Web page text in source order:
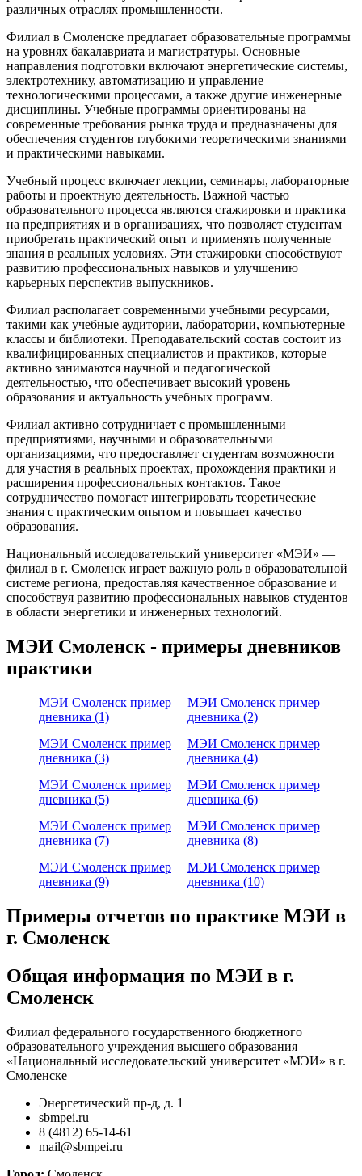
различных отраслях промышленности.
Филиал в Смоленске предлагает образовательные программы
на уровнях бакалавриата и магистратуры. Основные
направления подготовки включают энергетические системы,
электротехнику, автоматизацию и управление
технологическими процессами, а также другие инженерные
дисциплины. Учебные программы ориентированы на
современные требования рынка труда и предназначены для
обеспечения студентов глубокими теоретическими знаниями
и практическими навыками.
Учебный процесс включает лекции, семинары, лабораторные
работы и проектную деятельность. Важной частью
образовательного процесса являются стажировки и практика
на предприятиях и в организациях, что позволяет студентам
приобретать практический опыт и применять полученные
знания в реальных условиях. Эти стажировки способствуют
развитию профессиональных навыков и улучшению
карьерных перспектив выпускников.
Филиал располагает современными учебными ресурсами,
такими как учебные аудитории, лаборатории, компьютерные
классы и библиотеки. Преподавательский состав состоит из
квалифицированных специалистов и практиков, которые
активно занимаются научной и педагогической
деятельностью, что обеспечивает высокий уровень
образования и актуальность учебных программ.
Филиал активно сотрудничает с промышленными
предприятиями, научными и образовательными
организациями, что предоставляет студентам возможности
для участия в реальных проектах, прохождения практики и
расширения профессиональных контактов. Такое
сотрудничество помогает интегрировать теоретические
знания с практическим опытом и повышает качество
образования.
Национальный исследовательский университет «МЭИ» —
филиал в г. Смоленск играет важную роль в образовательной
системе региона, предоставляя качественное образование и
способствуя развитию профессиональных навыков студентов
в области энергетики и инженерных технологий.
МЭИ Смоленск - примеры дневников
практики
МЭИ Смоленск пример
дневника (1)
МЭИ Смоленск пример
дневника (2)
МЭИ Смоленск пример
дневника (3)
МЭИ Смоленск пример
дневника (4)
МЭИ Смоленск пример
дневника (5)
МЭИ Смоленск пример
дневника (6)
МЭИ Смоленск пример
дневника (7)
МЭИ Смоленск пример
дневника (8)
МЭИ Смоленск пример
дневника (9)
МЭИ Смоленск пример
дневника (10)
Примеры отчетов по практике МЭИ в
г. Смоленск
Общая информация по МЭИ в г.
Смоленск
Филиал федерального государственного бюджетного
образовательного учреждения высшего образования
«Национальный исследовательский университет «МЭИ» в г.
Смоленске
Энергетический пр-д, д. 1
sbmpei.ru
8 (4812) 65-14-61
mail@sbmpei.ru